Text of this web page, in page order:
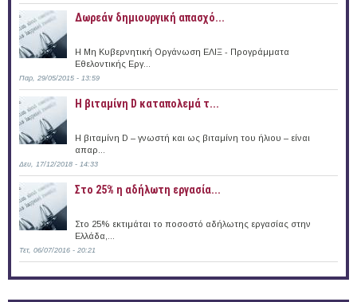
Δωρεάν δημιουργική απασχό...
Η Μη Κυβερνητική Οργάνωση ΕΛΙΞ - Προγράμματα
Εθελοντικής Εργ...
Παρ, 29/05/2015 - 13:59
Η βιταμίνη D καταπολεμά τ...
Η βιταμίνη D – γνωστή και ως βιταμίνη του ήλιου – είναι
απαρ...
Δευ, 17/12/2018 - 14:33
Στο 25% η αδήλωτη εργασία...
Στο 25% εκτιμάται το ποσοστό αδήλωτης εργασίας στην
Ελλάδα,...
Τετ, 06/07/2016 - 20:21